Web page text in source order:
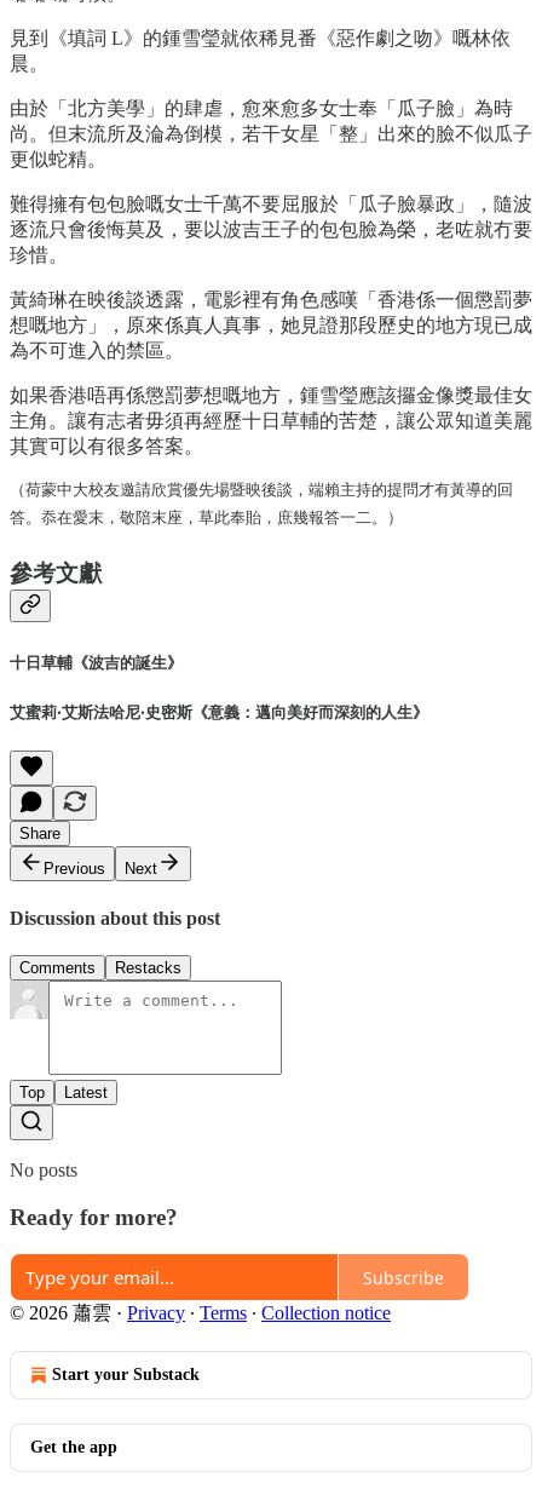
見到《填詞 L》的鍾雪瑩就依稀見番《惡作劇之吻》嘅林依
晨。
由於「北方美學」的肆虐，愈來愈多女士奉「瓜子臉」為時
尚。但末流所及淪為倒模，若干女星「整」出來的臉不似瓜子
更似蛇精。
難得擁有包包臉嘅女士千萬不要屈服於「瓜子臉暴政」，隨波
逐流只會後悔莫及，要以波吉王子的包包臉為榮，老咗就冇要
珍惜。
黃綺琳在映後談透露，電影裡有角色感嘆「香港係一個懲罰夢
想嘅地方」，原來係真人真事，她見證那段歷史的地方現已成
為不可進入的禁區。
如果香港唔再係懲罰夢想嘅地方，鍾雪瑩應該攞金像獎最佳女
主角。讓有志者毋須再經歷十日草輔的苦楚，讓公眾知道美麗
其實可以有很多答案。
（荷蒙中大校友邀請欣賞優先場暨映後談，端賴主持的提問才有黃導的回
答。忝在愛末，敬陪末座，草此奉貽，庶幾報答一二。）
參考文獻
十日草輔《波吉的誕生》
艾蜜莉‧艾斯法哈尼‧史密斯《意義：邁向美好而深刻的人生》
Share
Previous
Next
Discussion about this post
Comments Restacks
Top Latest
No posts
Ready for more?
Subscribe
© 2026 蕭雲 · Privacy ∙ Terms ∙ Collection notice
Start your Substack
Get the app